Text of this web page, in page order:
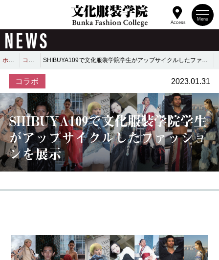
Menu
Access
NEWS
ホーム コラボ SHIBUYA109で文化服装学院学生がアップサイクルしたファッションを展示
コラボ 2023.01.31
SHIBUYA109で文化服装学院学生
がアップサイクルしたファッショ
ンを展示